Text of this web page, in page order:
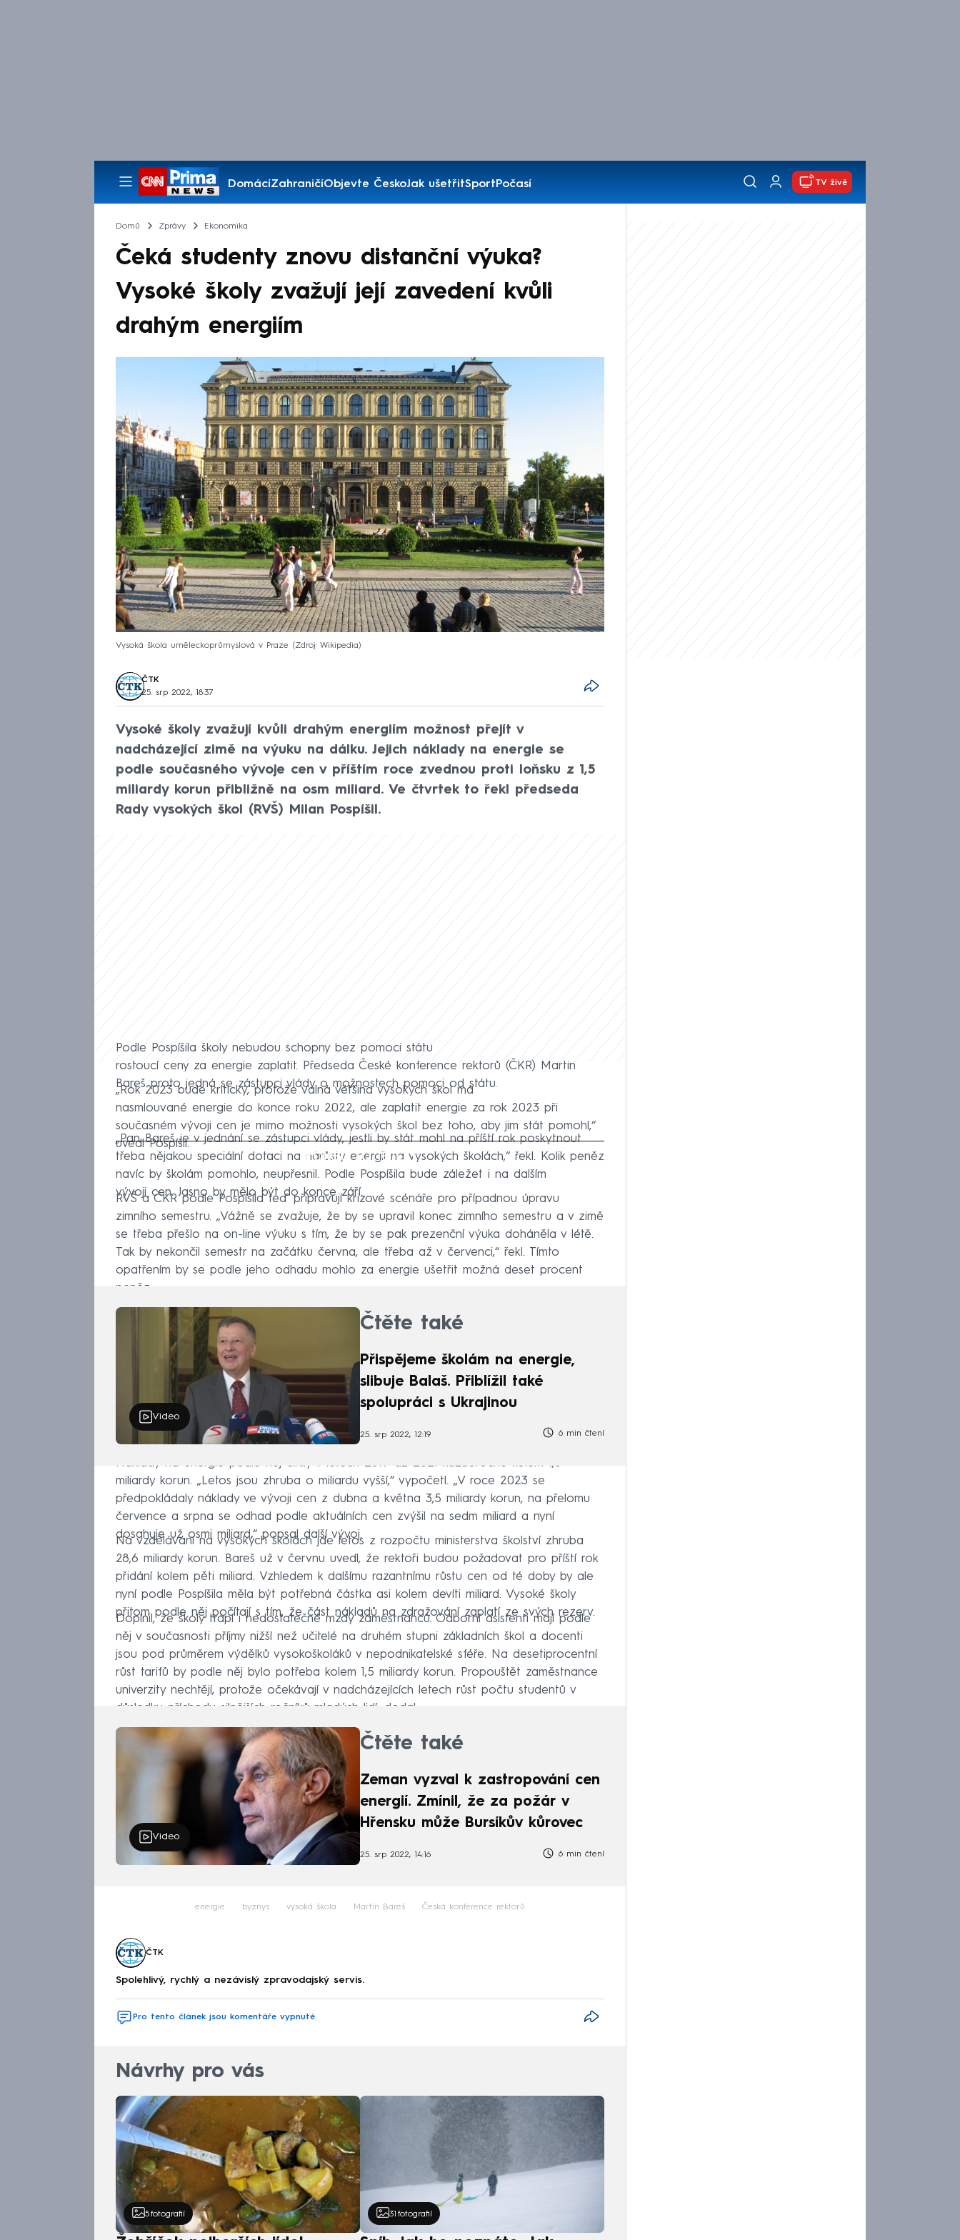
DomácíZahraničíObjevte ČeskoJak ušetřitSportPočasí
Pořady
TV živě
Domů Zprávy Ekonomika
Čeká studenty znovu distanční výuka?
Vysoké školy zvažují její zavedení kvůli
drahým energiím
Vysoká škola uměleckoprůmyslová v Praze Zdroj: Wikipedia
ČTK
25. srp 2022, 18:37
Vysoké školy zvažují kvůli drahým energiím možnost přejít v
nadcházející zimě na výuku na dálku. Jejich náklady na energie se
podle současného vývoje cen v příštím roce zvednou proti loňsku z 1,5
miliardy korun přibližně na osm miliard. Ve čtvrtek to řekl předseda
Rady vysokých škol (RVŠ) Milan Pospíšil.
Podle Pospíšila školy nebudou schopny bez pomoci státu
rostoucí ceny za energie zaplatit. Předseda České konference rektorů (ČKR) Martin
Bareš proto jedná se zástupci vlády o možnostech pomoci od státu.
„Rok 2023 bude kritický, protože valná většina vysokých škol má
nasmlouvané energie do konce roku 2022, ale zaplatit energie za rok 2023 při
současném vývoji cen je mimo možnosti vysokých škol bez toho, aby jim stát pomohl,“
uvedl Pospíšil.
Failed to fetch
„Pan Bareš je v jednání se zástupci vlády, jestli by stát mohl na příští rok poskytnout
třeba nějakou speciální dotaci na nárůsty energií na vysokých školách,“ řekl. Kolik peněz
navíc by školám pomohlo, neupřesnil. Podle Pospíšila bude záležet i na dalším
vývoji cen. Jasno by mělo být do konce září.
RVŠ a ČKR podle Pospíšila teď připravují krizové scénáře pro případnou úpravu
zimního semestru. „Vážně se zvažuje, že by se upravil konec zimního semestru a v zimě
se třeba přešlo na on-line výuku s tím, že by se pak prezenční výuka doháněla v létě.
Tak by nekončil semestr na začátku června, ale třeba až v červenci,“ řekl. Tímto
opatřením by se podle jeho odhadu mohlo za energie ušetřit možná deset procent
peněz.
Video
Čtěte také
Přispějeme školám na energie,
slibuje Balaš. Přiblížil také
spolupráci s Ukrajinou
25. srp 2022, 12:19 6 min čtení
Náklady na energie podle něj činily v letech 2019 až 2021 každoročně kolem 1,5
miliardy korun. „Letos jsou zhruba o miliardu vyšší,“ vypočetl. „V roce 2023 se
předpokládaly náklady ve vývoji cen z dubna a května 3,5 miliardy korun, na přelomu
července a srpna se odhad podle aktuálních cen zvýšil na sedm miliard a nyní
dosahuje už osmi miliard,“ popsal další vývoj.
Na vzdělávání na vysokých školách jde letos z rozpočtu ministerstva školství zhruba
28,6 miliardy korun. Bareš už v červnu uvedl, že rektoři budou požadovat pro příští rok
přidání kolem pěti miliard. Vzhledem k dalšímu razantnímu růstu cen od té doby by ale
nyní podle Pospíšila měla být potřebná částka asi kolem devíti miliard. Vysoké školy
přitom podle něj počítají s tím, že část nákladů na zdražování zaplatí ze svých rezerv.
Doplnil, že školy trápí i nedostatečné mzdy zaměstnanců. Odborní asistenti mají podle
něj v současnosti příjmy nižší než učitelé na druhém stupni základních škol a docenti
jsou pod průměrem výdělků vysokoškoláků v nepodnikatelské sféře. Na desetiprocentní
růst tarifů by podle něj bylo potřeba kolem 1,5 miliardy korun. Propouštět zaměstnance
univerzity nechtějí, protože očekávají v nadcházejících letech růst počtu studentů v
důsledku příchodu silnějších ročníků mladých lidí, dodal.
Video
Čtěte také
Zeman vyzval k zastropování cen
energií. Zmínil, že za požár v
Hřensku může Bursíkův kůrovec
25. srp 2022, 14:16 6 min čtení
energie byznys vysoká škola Martin Bareš Česká konference rektorů
ČTK
Spolehlivý, rychlý a nezávislý zpravodajský servis.
Pro tento článek jsou komentáře vypnuté
Návrhy pro vás
5 fotografií 31 fotografií